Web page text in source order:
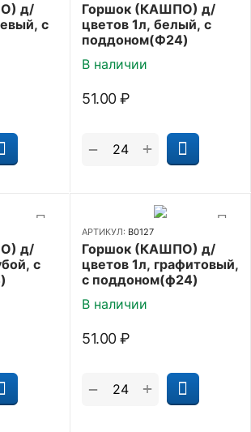
д/
с
Горшок (КАШПО) д/
цветов 1л, белый, с
поддоном(Ф24)
В наличии
51.00 ₽
+
−
д/
с
АРТИКУЛ: В0127
Горшок (КАШПО) д/
цветов 1л, графитовый,
с поддоном(ф24)
В наличии
51.00 ₽
+
−